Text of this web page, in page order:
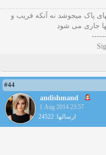
پاک میجوشد نه آنکه فریب و
جاری می شود
#44
andishmand
1 Aug 2014 23:57
ارسالها: 24522